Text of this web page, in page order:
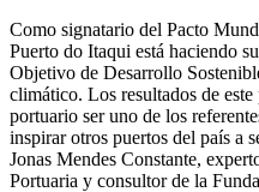
Como signatario del Pacto
Puerto do Itaqui está haciendo
Objetivo de Desarrollo
climático. Los resultados de
portuario ser uno de los
inspirar otros puertos del país a
Jonas Mendes Constante,
Portuaria y consultor de la